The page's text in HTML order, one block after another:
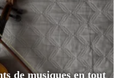
de musiques en tout